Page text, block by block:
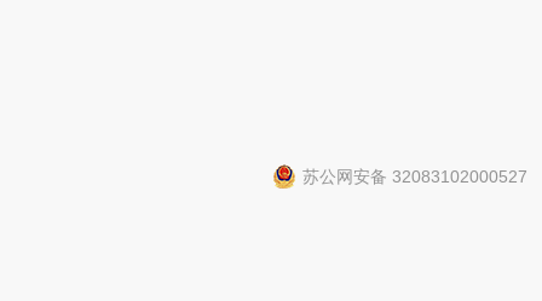
苏公网安备 32083102000527